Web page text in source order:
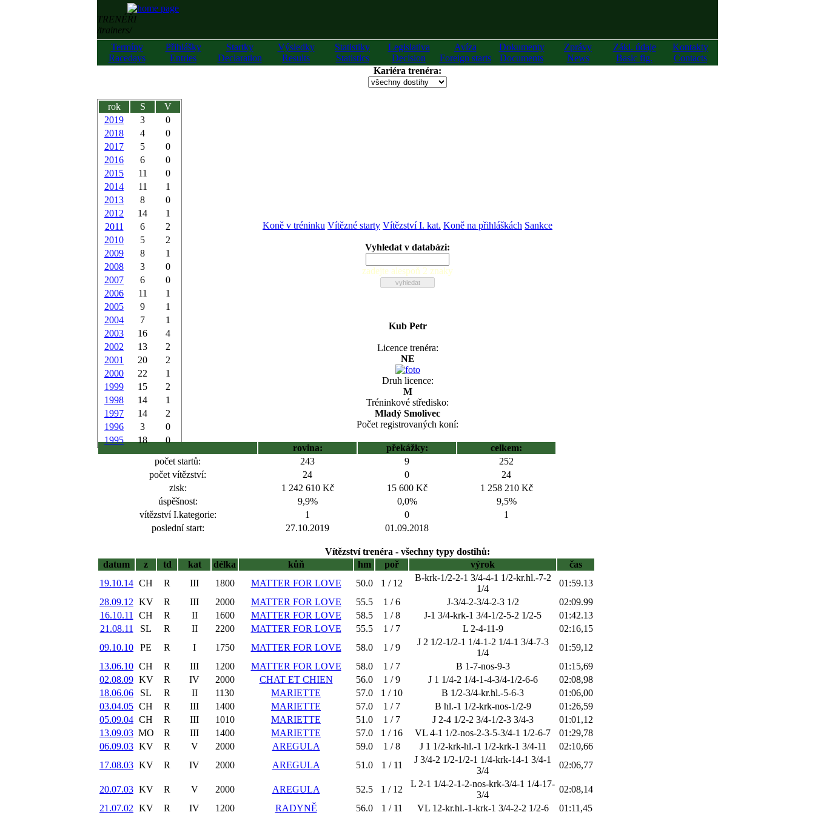
TRENÉŘI
/trainers/
Termíny
Racedays
Přihlášky
Entries
Startky
Declaration
Výsledky
Results
Statistiky
Statistics
Legislativa
Decision
Avíza
Foreign starts
Dokumenty
Documents
Zprávy
News
Zákl. údaje
Basic fig.
Kontakty
Contacts
Kariéra trenéra:
rok S
V
2019
3
0
2018
4
0
2017
5
0
2016
6
0
2015
11
0
2014
11
1
2013
8
0
2012
14
1
2011
6
2
2010
5
2
2009
8
1
2008
3
0
2007
6
0
2006
11
1
2005
9
1
2004
7
1
2003
16
4
2002
13
2
2001
20
2
2000
22
1
1999
15
2
1998
14
1
1997
14
2
1996
3
0
1995
18 0
Koně v tréninku Vítězné starty Vítězství I. kat. Koně na přihláškách Sankce
Vyhledat v databázi:
zadejte alespoň 2 znaky
Kub Petr
Licence trenéra:
NE
Druh licence:
M
Tréninkové středisko:
Mladý Smolivec
Počet registrovaných koní:
rovina: překážky:
celkem:
počet startů:
243 9
252
počet vítězství:
24 0
24
zisk:
1 242 610 Kč 15 600 Kč
1 258 210 Kč
úspěšnost:
9,9% 0,0%
9,5%
vítězství I.kategorie:
1 0
1
poslední start:
27.10.2019 01.09.2018
Vítězství trenéra - všechny typy dostihů:
datum
z td kat délka kůň hm poř výrok
čas
19.10.14 CH R III 1800 MATTER FOR LOVE 50.0 1 / 12
B-krk-1/2-2-1 3/4-4-1 1/2-kr.hl.-7-2
1/4
01:59.13
28.09.12 KV R III 2000 MATTER FOR LOVE 55.5 1 / 6 J-3/4-2-3/4-2-3 1/2
02:09.99
16.10.11
CH R II 1600 MATTER FOR LOVE 58.5 1 / 8 J-1 3/4-krk-1 3/4-1/2-5-2 1/2-5
01:42.13
21.08.11
SL R II 2200 MATTER FOR LOVE 55.5 1 / 7 L 2-4-11-9
02:16,15
09.10.10
PE R I 1750 MATTER FOR LOVE 58.0 1 / 9
J 2 1/2-1/2-1 1/4-1-2 1/4-1 3/4-7-3
1/4
01:59,12
13.06.10 CH R III 1200 MATTER FOR LOVE 58.0 1 / 7 B 1-7-nos-9-3
01:15,69
02.08.09 KV R IV 2000 CHAT ET CHIEN 56.0 1 / 9 J 1 1/4-2 1/4-1-4-3/4-1/2-6-6
02:08,98
18.06.06
SL R II 1130 MARIETTE 57.0 1 / 10 B 1/2-3/4-kr.hl.-5-6-3
01:06,00
03.04.05 CH R III 1400 MARIETTE 57.0 1 / 7 B hl.-1 1/2-krk-nos-1/2-9
01:26,59
05.09.04 CH R III 1010 MARIETTE 51.0 1 / 7 J 2-4 1/2-2 3/4-1/2-3 3/4-3
01:01,12
13.09.03 MO R III 1400 MARIETTE 57.0 1 / 16 VL 4-1 1/2-nos-2-3-5-3/4-1 1/2-6-7
01:29,78
06.09.03 KV R V 2000 AREGULA 59.0 1 / 8 J 1 1/2-krk-hl.-1 1/2-krk-1 3/4-11
02:10,66
17.08.03 KV R IV 2000 AREGULA 51.0 1 / 11
J 3/4-2 1/2-1/2-1 1/4-krk-14-1 3/4-1
3/4
02:06,77
20.07.03 KV R V 2000 AREGULA 52.5 1 / 12
L 2-1 1/4-2-1-2-nos-krk-3/4-1 1/4-17-
3/4
02:08,14
21.07.02 KV R IV 1200 RADYNĚ 56.0 1 / 11 VL 12-kr.hl.-1-krk-1 3/4-2-2 1/2-6 01:11,45